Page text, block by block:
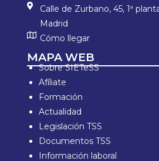
Calle de Zurbano, 45, 1ª
Madrid
Cómo llegar
MAPA WEB
Sobre SIETeSS
Afíliate
Formación
Actualidad
Legislación TSS
Documentos TSS
Información laboral